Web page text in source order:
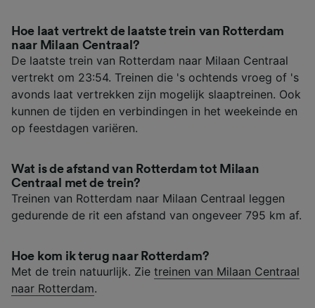
Hoe laat vertrekt de laatste trein van Rotterdam
naar Milaan Centraal?
De laatste trein van Rotterdam naar Milaan Centraal
vertrekt om 23:54. Treinen die 's ochtends vroeg of 's
avonds laat vertrekken zijn mogelijk slaaptreinen. Ook
kunnen de tijden en verbindingen in het weekeinde en
op feestdagen variëren.
Wat is de afstand van Rotterdam tot Milaan
Centraal met de trein?
Treinen van Rotterdam naar Milaan Centraal leggen
gedurende de rit een afstand van ongeveer 795 km af.
Hoe kom ik terug naar Rotterdam?
Met de trein natuurlijk. Zie treinen van Milaan Centraal
naar Rotterdam.